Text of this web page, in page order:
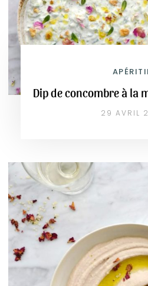
Dip de concombre à la
29 AVRIL